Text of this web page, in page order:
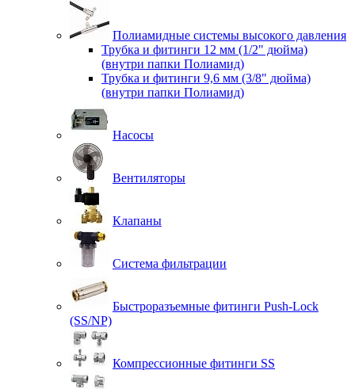
Полиамидные системы высокого давления
Трубка и фитинги 12 мм (1/2" дюйма)
(внутри папки Полиамид)
Трубка и фитинги 9,6 мм (3/8" дюйма)
(внутри папки Полиамид)
Насосы
Вентиляторы
Клапаны
Система фильтрации
Быстроразъемные фитинги Push-Lock
(SS/NP)
Компрессионные фитинги SS